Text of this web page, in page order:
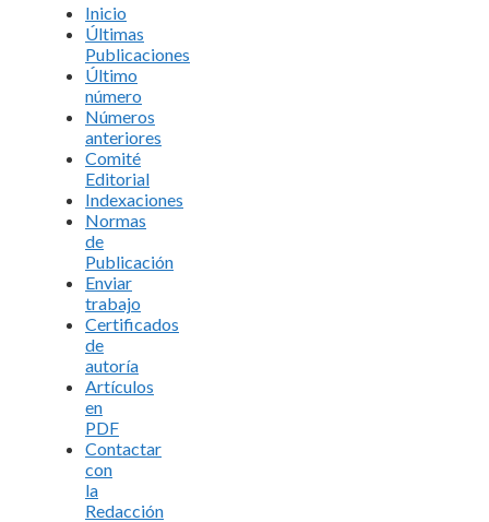
Inicio
Últimas
Publicaciones
Último
número
Números
anteriores
Comité
Editorial
Indexaciones
Normas
de
Publicación
Enviar
trabajo
Certificados
de
autoría
Artículos
en
PDF
Contactar
con
la
Redacción